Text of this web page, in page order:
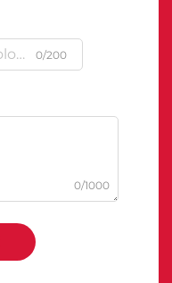
0/200
0/1000